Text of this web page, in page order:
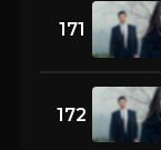
171
172